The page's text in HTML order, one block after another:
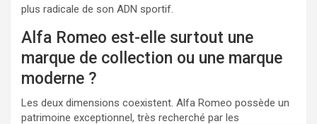
plus radicale de son ADN sportif.
Alfa Romeo est-elle surtout une
marque de collection ou une marque
moderne ?
Les deux dimensions coexistent. Alfa Romeo possède un
patrimoine exceptionnel, très recherché par les